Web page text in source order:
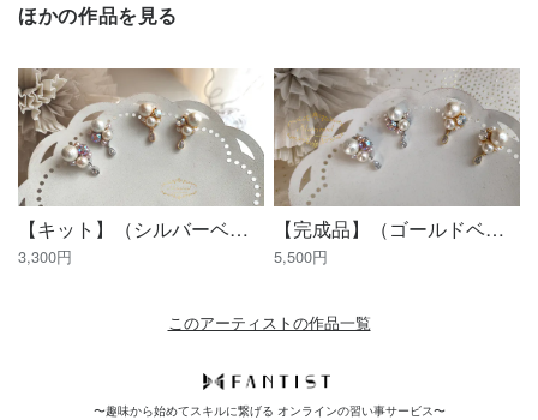
ほかの作品を見る
【キット】（シルバーベース）トリオパール&ビジューのピアス・イヤリング
3,300円
【完成品】（ゴールドベース）トリオパール&ビジューのピアス・イヤリング
5,500円
このアーティストの作品一覧
〜趣味から始めてスキルに繋げる オンラインの習い事サービス〜